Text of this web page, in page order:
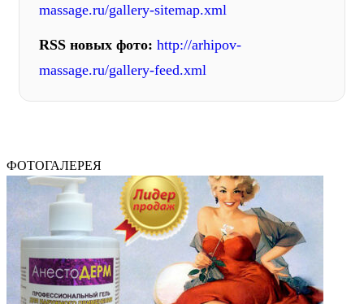
massage.ru/gallery-sitemap.xml
RSS новых фото: http://arhipov-
massage.ru/gallery-feed.xml
ФОТОГАЛЕРЕЯ